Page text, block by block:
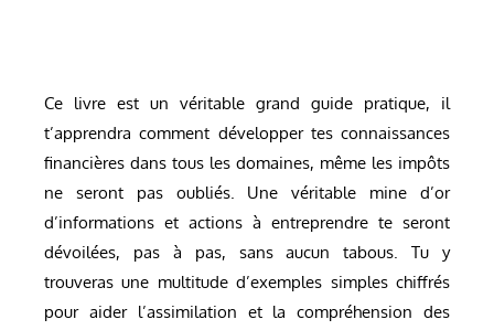
Ce livre est un véritable grand guide pratique, il
t’apprendra comment développer tes connaissances
financières dans tous les domaines, même les impôts
ne seront pas oubliés. Une véritable mine d’or
d’informations et actions à entreprendre te seront
dévoilées, pas à pas, sans aucun tabous. Tu y
trouveras une multitude d’exemples simples chiffrés
pour aider l’assimilation et la compréhension des